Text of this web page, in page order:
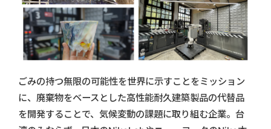
ごみの持つ無限の可能性を世界に示すことをミッション
に、廃棄物をベースとした高性能耐久建築製品の代替品
を開発することで、気候変動の課題に取り組む企業。台